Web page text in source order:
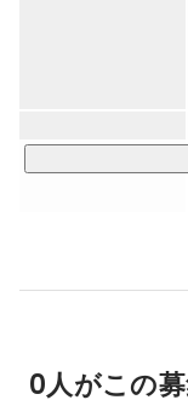
ランド成長に向け
0人がこの